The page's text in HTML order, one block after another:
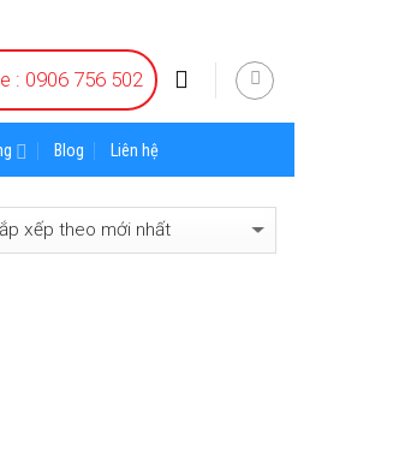
: 0906 756 502
Blog Liên hệ